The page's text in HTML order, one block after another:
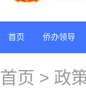
首页 侨办领导
首页 > 政